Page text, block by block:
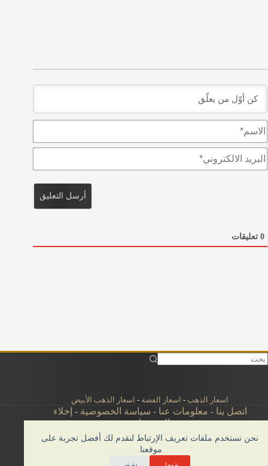
نحن نستخدم ملفات تعريف الإرتباط لنقدم لك أفضل تجربة على
موقعنا.
ا
م
ل
0 تعليقات
اسعار الذهب - اسعار الفضة - اسعار الذهب الأبيض
اتصل بنا - معلومات عنا - سياسة الخصوصية - إخلاء
المسؤولية